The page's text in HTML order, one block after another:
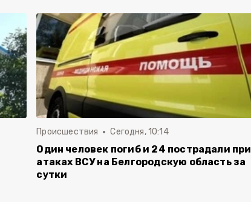
Происшествия Сегодня, 10:14
Один человек погиб и 24 пострадали при
атаках ВСУ на Белгородскую область за
сутки